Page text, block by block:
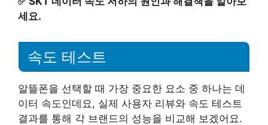
세요.
속도 테스트
알뜰폰을 선택할 때 가장 중요한 요소 중 하나는 데
이터 속도인데요, 실제 사용자 리뷰와 속도 테스트
결과를 통해 각 브랜드의 성능을 비교해 보겠어요.